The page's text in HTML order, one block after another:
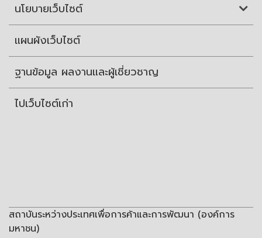
นโยบายเว็บไซต์
แผนผังเว็บไซต์
ฐานข้อมูล ผลงานและผู้เชี่ยวชาญ
ไปเว็บไซต์เก่า
สถาบันระหว่างประเทศเพื่อการค้าและการพัฒนา (องค์การ
มหาชน)